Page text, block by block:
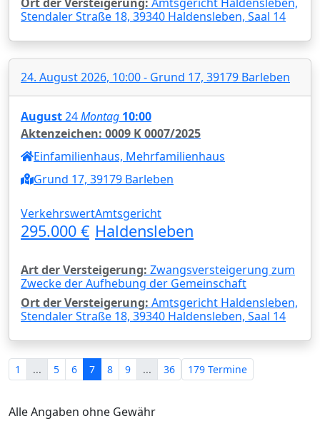
Stendaler Straße 18, 39340 Haldensleben, Saal 14
24. August 2026, 10:00 - Grund 17, 39179 Barleben
August24Montag 10:00
Aktenzeichen: 0009 K 0007/2025
Einfamilienhaus, Mehrfamilienhaus
Grund 17, 39179 Barleben
Verkehrswert
295.000 €
Amtsgericht
Haldensleben
Art der Versteigerung: Zwangsversteigerung zum
Zwecke der Aufhebung der Gemeinschaft
Ort der Versteigerung: Amtsgericht Haldensleben,
Stendaler Straße 18, 39340 Haldensleben, Saal 14
1 ... 5 6 7 8 9 ... 36 179 Termine
Alle Angaben ohne Gewähr